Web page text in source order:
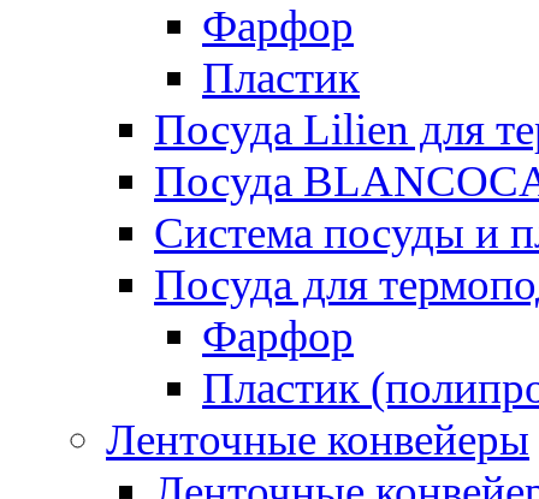
Фарфор
Пластик
Посуда Lilien для
Посуда
Система посуды и
Посуда для
Фарфор
Пластик
Ленточные конвейеры